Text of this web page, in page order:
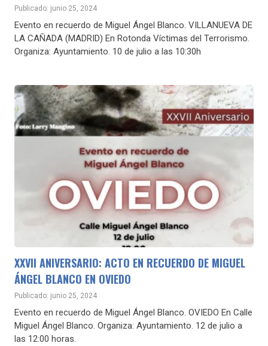
Publicado: junio 25, 2024
Evento en recuerdo de Miguel Ángel Blanco. VILLANUEVA DE
LA CAÑADA (MADRID) En Rotonda Víctimas del Terrorismo.
Organiza: Ayuntamiento. 10 de julio a las 10:30h
XXVII ANIVERSARIO: ACTO EN RECUERDO DE MIGUEL
ÁNGEL BLANCO EN OVIEDO
Publicado: junio 25, 2024
Evento en recuerdo de Miguel Ángel Blanco. OVIEDO En Calle
Miguel Ángel Blanco. Organiza: Ayuntamiento. 12 de julio a
las 12:00 horas.